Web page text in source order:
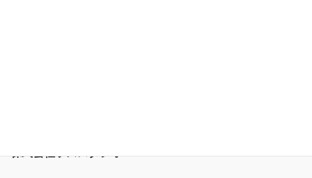
株式会社ラズスタジオ